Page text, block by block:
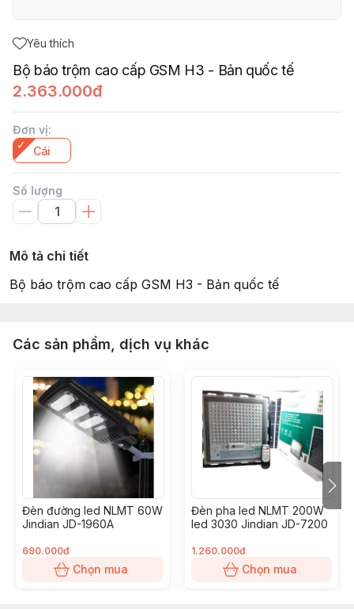
Yêu thích
Bộ báo trộm cao cấp GSM H3 - Bản quốc tế
2.363.000đ
Đơn vị:
Cái
Số lượng
Mô tả chi tiết
Bộ báo trộm cao cấp GSM H3 - Bản quốc tế
Các sản phẩm, dịch vụ khác
Đèn đường led NLMT 60W
Jindian JD-1960A
690.000đ
Chọn mua
Đèn pha led NLMT 200W
led 3030 Jindian JD-7200
1.260.000đ
Chọn mua